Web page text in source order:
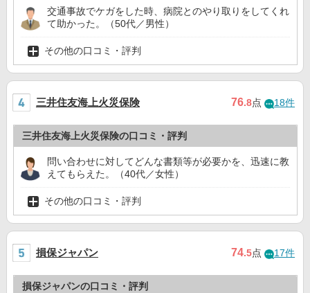
交通事故でケガをした時、病院とのやり取りをしてくれ
て助かった。（50代／男性）
その他の口コミ・評判
三井住友海上火災保険 76.8点 18件
三井住友海上火災保険の口コミ・評判
問い合わせに対してどんな書類等が必要かを、迅速に教
えてもらえた。（40代／女性）
その他の口コミ・評判
損保ジャパン 74.5点 17件
損保ジャパンの口コミ・評判